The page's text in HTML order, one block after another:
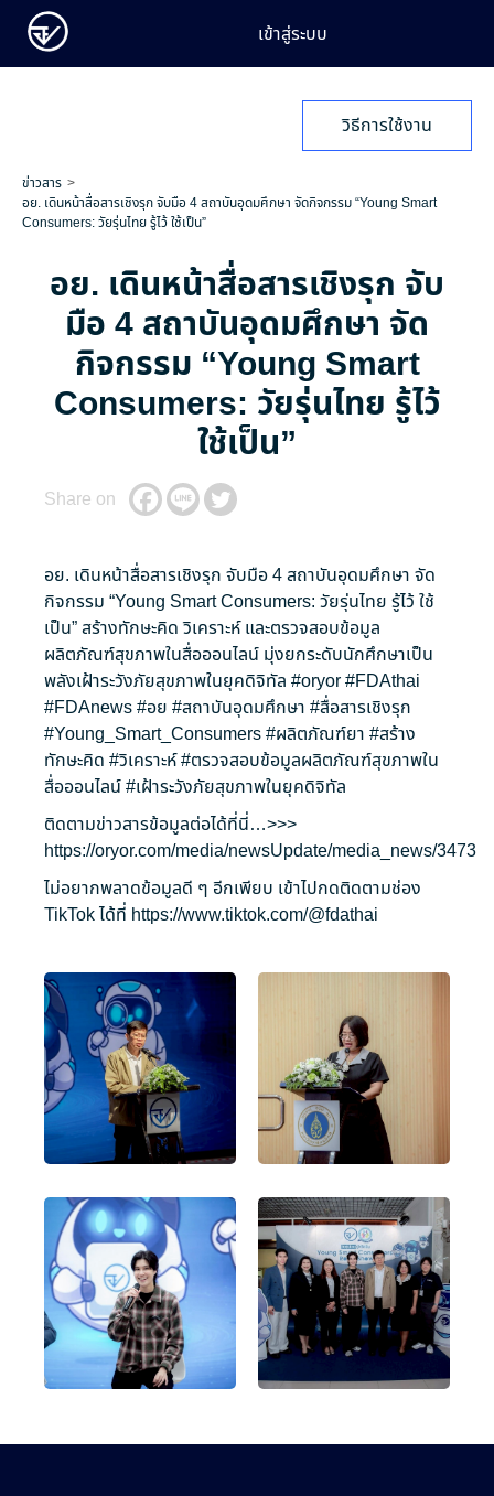
เข้าสู่ระบบ
วิธีการใช้งาน
ข่าวสาร
อย. เดินหน้าสื่อสารเชิงรุก จับมือ 4 สถาบันอุดมศึกษา จัดกิจกรรม “Young Smart
Consumers: วัยรุ่นไทย รู้ไว้ ใช้เป็น”
อย. เดินหน้าสื่อสารเชิงรุก จับ
มือ 4 สถาบันอุดมศึกษา จัด
กิจกรรม “Young Smart
Consumers: วัยรุ่นไทย รู้ไว้
ใช้เป็น”
Share on
อย. เดินหน้าสื่อสารเชิงรุก จับมือ 4 สถาบันอุดมศึกษา จัด
กิจกรรม “Young Smart Consumers: วัยรุ่นไทย รู้ไว้ ใช้
เป็น” สร้างทักษะคิด วิเคราะห์ และตรวจสอบข้อมูล
ผลิตภัณฑ์สุขภาพในสื่อออนไลน์ มุ่งยกระดับนักศึกษาเป็น
พลังเฝ้าระวังภัยสุขภาพในยุคดิจิทัล #oryor#FDAthai
#FDAnews#อย #สถาบันอุดมศึกษา #สื่อสารเชิงรุก
#Young_Smart_Consumers#ผลิตภัณฑ์ยา #สร้าง
ทักษะคิด #วิเคราะห์#ตรวจสอบข้อมูลผลิตภัณฑ์สุขภาพใน
สื่อออนไลน์#เฝ้าระวังภัยสุขภาพในยุคดิจิทัล
ติดตามข่าวสารข้อมูลต่อได้ที่นี่…>>>
https://oryor.com/media/newsUpdate/media_news/3473
ไม่อยากพลาดข้อมูลดี ๆ อีกเพียบ เข้าไปกดติดตามช่อง
TikTok ได้ที่ https://www.tiktok.com/@fdathai